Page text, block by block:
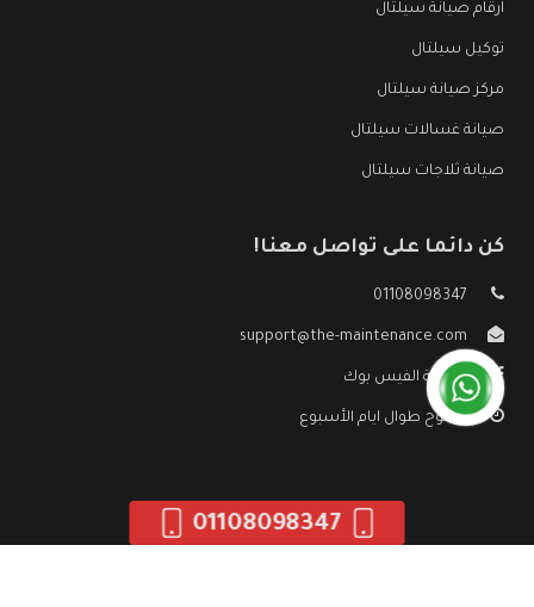
ارقام صيانة سيلتال
توكيل سيلتال
مركز صيانة سيلتال
صيانة غسالات سيلتال
صيانة ثلاجات سيلتال
كن دائما على تواصل معنا!
01108098347
support@the-maintenance.com
صفحة الفيس بوك
مفتوح طوال ايام الأسبوع
01108098347